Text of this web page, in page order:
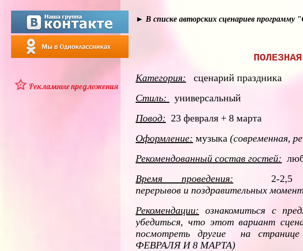
Рекламные предложения
► В списке авторских сценариев
Категория: сценарий праздника
Стиль:
универсальный
Повод: 23 февраля + 8 марта
Оформление: музыка (современная,
Рекомендованный состав гостей:
Время проведения: 2-2,5
перерывов и поздравительных
Рекомендации: ознакомиться с
убедиться, что этот вариант
посмотреть другие на странице
ФЕВРАЛЯ И 8 МАРТА)